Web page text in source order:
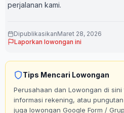
perjalanan kami.
DipublikasikanMaret 28, 2026
Laporkan lowongan ini
Tips Mencari Lowongan
Perusahaan dan Lowongan di
informasi rekening, atau
juga lowongan Google Form /